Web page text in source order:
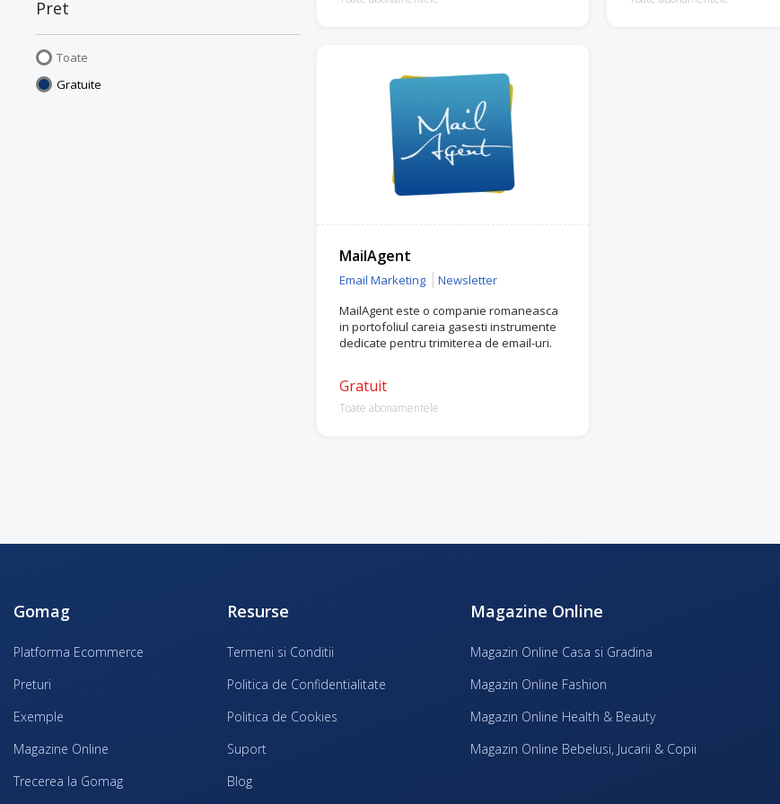
Pret
Toate
Gratuite
MailAgent
Email Marketing
Newsletter
MailAgent este o companie romaneasca
in portofoliul careia gasesti instrumente
dedicate pentru trimiterea de email-uri.
Gratuit
Toate abonamentele
Gomag
Platforma Ecommerce
Preturi
Exemple
Magazine Online
Trecerea la Gomag
Resurse
Termeni si Conditii
Politica de Confidentialitate
Politica de Cookies
Suport
Blog
Magazine Online
Magazin Online Casa si Gradina
Magazin Online Fashion
Magazin Online Health & Beauty
Magazin Online Bebelusi, Jucarii & Copii